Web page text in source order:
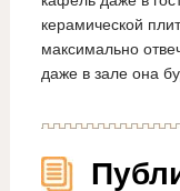
керамической
максимально
даже в зале она